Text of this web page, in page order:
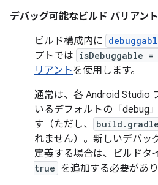
デバッグ可能なビルド バリアント
ビルド構成内に
プトでは isDebuggable
リアントを使用します。
通常は、各 Android Studio
いるデフォルトの「debug
す（ただし、
build.gradle
れません）。新しいデバッ
定義する場合は、ビルドタ
true を追加する必要があり